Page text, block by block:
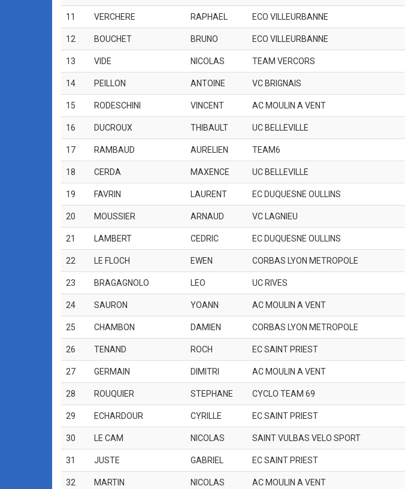
11 VERCHERE RAPHAEL ECO VILLEURBANNE
12 BOUCHET BRUNO ECO VILLEURBANNE
13 VIDE NICOLAS TEAM VERCORS
14 PEILLON ANTOINE VC BRIGNAIS
15 RODESCHINI VINCENT AC MOULIN A VENT
16 DUCROUX THIBAULT UC BELLEVILLE
17 RAMBAUD AURELIEN TEAM6
18 CERDA MAXENCE UC BELLEVILLE
19 FAVRIN LAURENT EC DUQUESNE OULLINS
20 MOUSSIER ARNAUD VC LAGNIEU
21 LAMBERT CEDRIC EC DUQUESNE OULLINS
22 LE FLOCH EWEN CORBAS LYON METROPOLE
23 BRAGAGNOLO LEO UC RIVES
24 SAURON YOANN AC MOULIN A VENT
25 CHAMBON DAMIEN CORBAS LYON METROPOLE
26 TENAND ROCH EC SAINT PRIEST
27 GERMAIN DIMITRI AC MOULIN A VENT
28 ROUQUIER STEPHANE CYCLO TEAM 69
29 ECHARDOUR CYRILLE EC SAINT PRIEST
30 LE CAM NICOLAS SAINT VULBAS VELO SPORT
31 JUSTE GABRIEL EC SAINT PRIEST
32 MARTIN NICOLAS AC MOULIN A VENT